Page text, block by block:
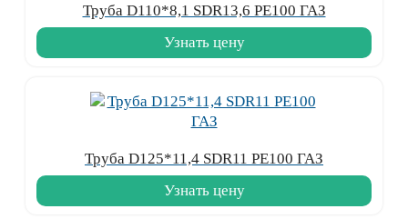
Труба D110*8,1 SDR13,6 PE100 ГАЗ
Узнать цену
Труба D125*11,4 SDR11 PE100 ГАЗ
Узнать цену